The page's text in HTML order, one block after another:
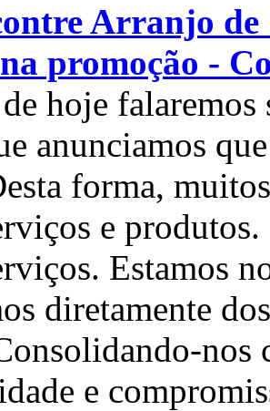
Arranjo de
promoção -
hoje
anunciamos
forma,
e
Estamos
diretamente
nos
e